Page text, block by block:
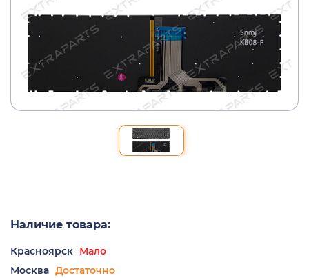
Наличие товара:
Красноярск Мало
Москва Достаточно